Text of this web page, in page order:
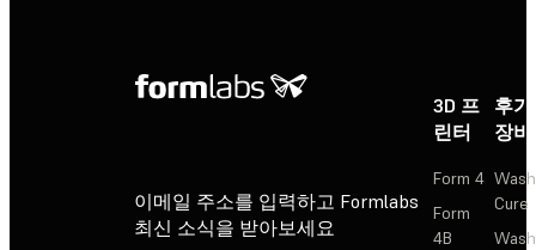
이메일 주소를 입력하고 Formlabs
최신 소식을 받아보세요
3D 프
린터
Form 4
Form
4B
후
장비
Cure